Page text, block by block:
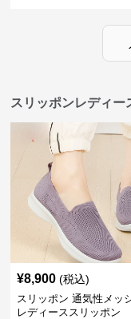
スリッポンレディー
¥8,900 (税込)
スリッポン 通気性メッ
レディーススリッポン